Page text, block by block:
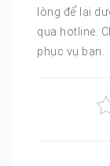
lòng để lại
qua hotline.
phục vụ bạn.